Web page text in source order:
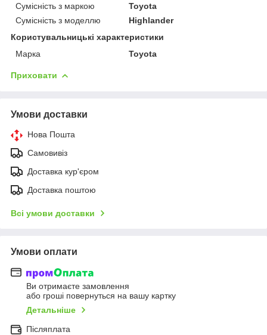
Сумісність з маркою
Toyota
Сумісність з моделлю
Highlander
Користувальницькі характеристики
Марка
Toyota
Приховати
Умови доставки
Нова Пошта
Самовивіз
Доставка кур'єром
Доставка поштою
Всі умови доставки
Умови оплати
Ви отримаєте замовлення
або гроші повернуться на вашу картку
Детальніше
Післяплата